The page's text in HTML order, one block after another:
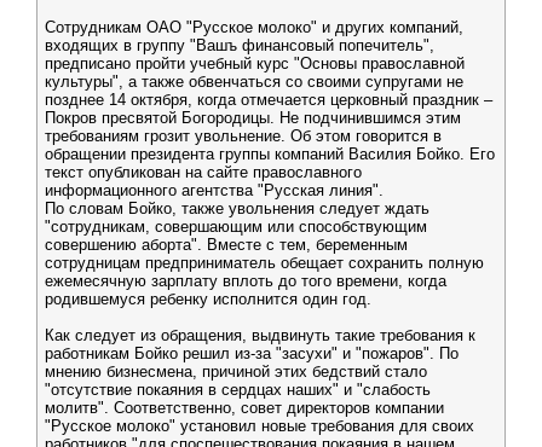
Сотрудникам ОАО "Русское молоко" и других компаний,
входящих в группу "Вашъ финансовый попечитель",
предписано пройти учебный курс "Основы православной
культуры", а также обвенчаться со своими супругами не
позднее 14 октября, когда отмечается церковный праздник –
Покров пресвятой Богородицы. Не подчинившимся этим
требованиям грозит увольнение. Об этом говорится в
обращении президента группы компаний Василия Бойко. Его
текст опубликован на сайте православного
информационного агентства "Русская линия".
По словам Бойко, также увольнения следует ждать
"сотрудникам, совершающим или способствующим
совершению аборта". Вместе с тем, беременным
сотрудницам предприниматель обещает сохранить полную
ежемесячную зарплату вплоть до того времени, когда
родившемуся ребенку исполнится один год.
Как следует из обращения, выдвинуть такие требования к
работникам Бойко решил из-за "засухи" и "пожаров". По
мнению бизнесмена, причиной этих бедствий стало
"отсутствие покаяния в сердцах наших" и "слабость
молитв". Соответственно, совет директоров компании
"Русское молоко" установил новые требования для своих